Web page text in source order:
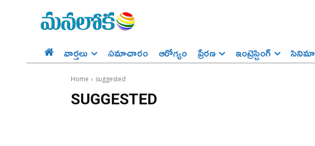
వార్తలు సమాచారం ఆరోగ్యం ప్రేర‌ణ‌ ఇంట్రెస్టింగ్‌ సినిమా
Home suggested
SUGGESTED